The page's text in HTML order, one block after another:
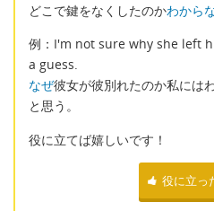
どこで鍵をなくしたのかわから
例：I'm not sure why she left
a guess.
なぜ彼女が彼別れたのか私には
と思う。
役に立てば嬉しいです！
役に立っ